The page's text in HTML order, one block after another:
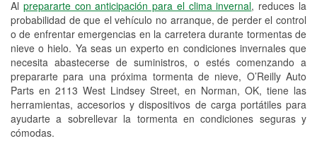
Al prepararte con anticipación para el clima invernal, reduces la
probabilidad de que el vehículo no arranque, de perder el control
o de enfrentar emergencias en la carretera durante tormentas de
nieve o hielo. Ya seas un experto en condiciones invernales que
necesita abastecerse de suministros, o estés comenzando a
prepararte para una próxima tormenta de nieve, O’Reilly Auto
Parts en 2113 West Lindsey Street, en Norman, OK, tiene las
herramientas, accesorios y dispositivos de carga portátiles para
ayudarte a sobrellevar la tormenta en condiciones seguras y
cómodas.
freno
Snowstorm Supplies
Tornado Supplies
Conoce más
Idiomas adicionales